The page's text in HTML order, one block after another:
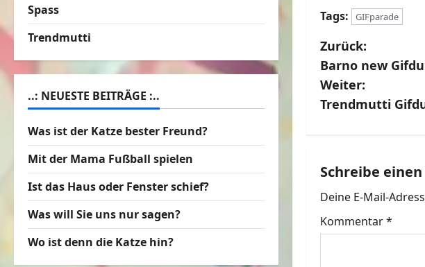
Tags: GIFparade
B
e
i
r
a
g
Zurück:
Barno new
Weiter:
Trendmutti
Schreibe
Deine E-Mail-
Kommentar*
Spass
Trendmutti
..: NEUESTE BEITRÄGE :..
Was ist der Katze bester Freund?
Mit der Mama Fußball spielen
Ist das Haus oder Fenster schief?
Was will Sie uns nur sagen?
Wo ist denn die Katze hin?